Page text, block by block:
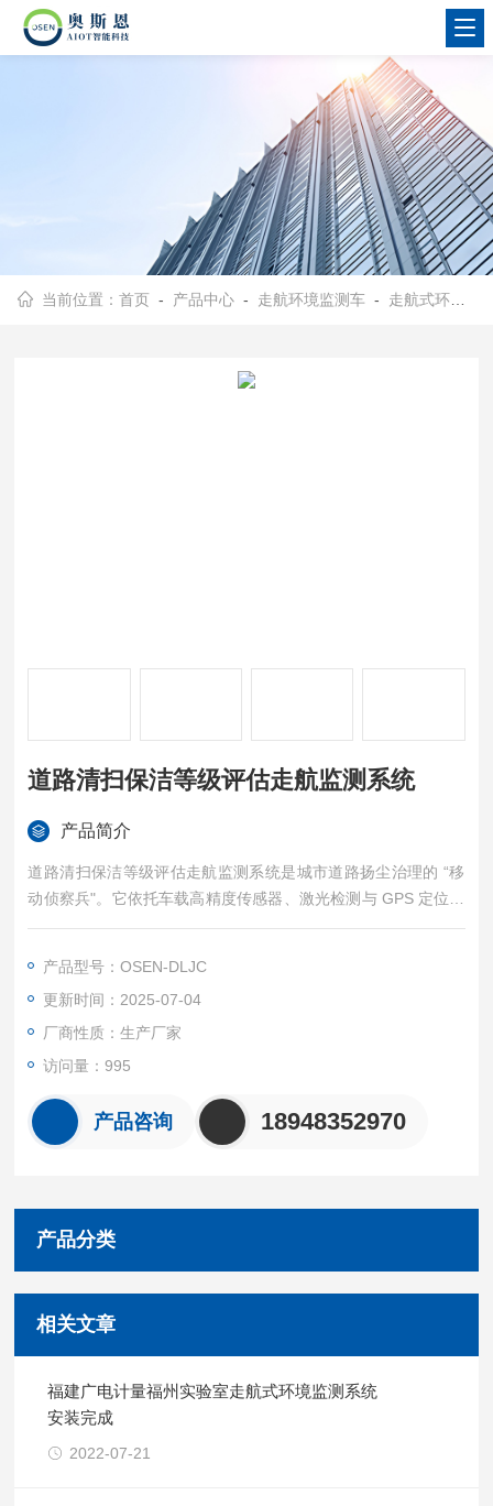
当前位置：首页 - 产品中心 - 走航环境监测车 - 走航式环境监测设备
道路清扫保洁等级评估走航监测系统
产品简介
道路清扫保洁等级评估走航监测系统是城市道路扬尘治理的 “移
动侦察兵"。它依托车载高精度传感器、激光检测与 GPS 定位技
术，可在车辆行驶过程中实时捕捉道路积尘密度、负荷总量等关
的清洁状况，精准识别积尘高值区域，为环卫部门科学规划清扫
路线、动态调整作业频次提供数据支撑，同时助力评估清扫作业
降尘效果。
产品型号：OSEN-DLJC
更新时间：2025-07-04
厂商性质：生产厂家
访问量：995
产品咨询 18948352970
产品分类
相关文章
福建广电计量福州实验室走航式环境监测系统
安装完成
2022-07-21